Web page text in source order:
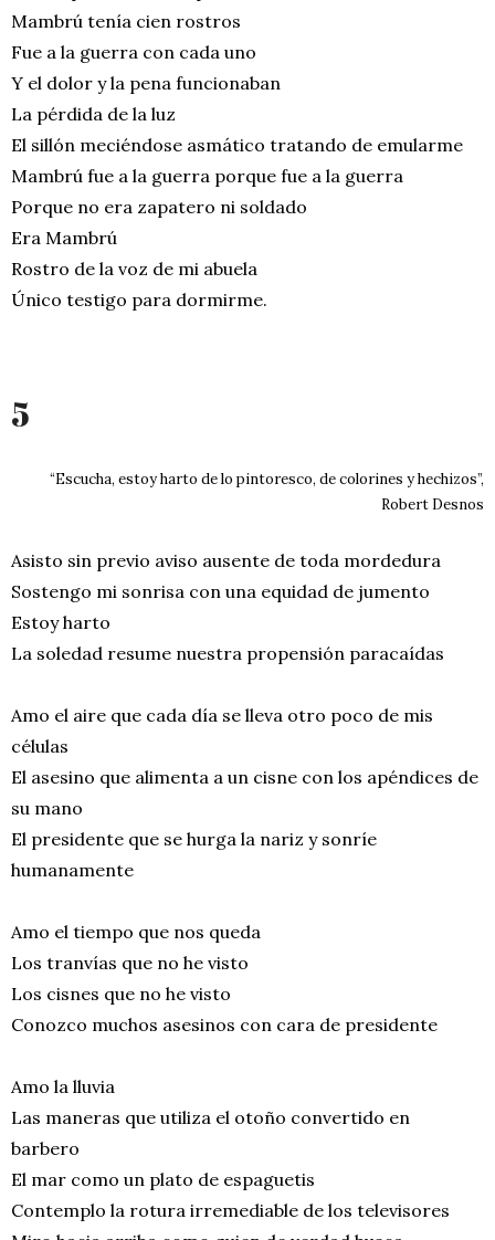
Mambrú tenía cien rostros
Fue a la guerra con cada uno
Y el dolor y la pena funcionaban
La pérdida de la luz
El sillón meciéndose asmático tratando de emularme
Mambrú fue a la guerra porque fue a la guerra
Porque no era zapatero ni soldado
Era Mambrú
Rostro de la voz de mi abuela
Único testigo para dormirme.
5
“Escucha, estoy harto de lo pintoresco, de colorines y hechizos”,
Robert Desnos
Asisto sin previo aviso ausente de toda mordedura
Sostengo mi sonrisa con una equidad de jumento
Estoy harto
La soledad resume nuestra propensión paracaídas
Amo el aire que cada día se lleva otro poco de mis
células
El asesino que alimenta a un cisne con los apéndices de
su mano
El presidente que se hurga la nariz y sonríe
humanamente
Amo el tiempo que nos queda
Los tranvías que no he visto
Los cisnes que no he visto
Conozco muchos asesinos con cara de presidente
Amo la lluvia
Las maneras que utiliza el otoño convertido en
barbero
El mar como un plato de espaguetis
Contemplo la rotura irremediable de los televisores